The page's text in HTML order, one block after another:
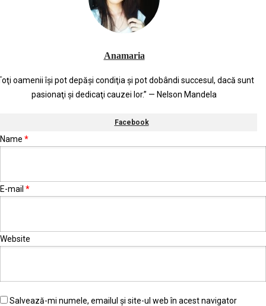
Anamaria
oamenii îşi pot depăşi condiţia şi pot dobândi succesul, dacă sunt
pasionaţi şi dedicaţi cauzei lor.” — Nelson Mandela
Facebook
Name *
E-mail *
Website
Salvează-mi numele, emailul și site-ul web în acest navigator